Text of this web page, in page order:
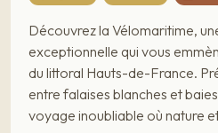
Découvrez la Vélomaritime,
exceptionnelle qui vous
du littoral Hauts-de-France.
entre falaises blanches et
voyage inoubliable où nature